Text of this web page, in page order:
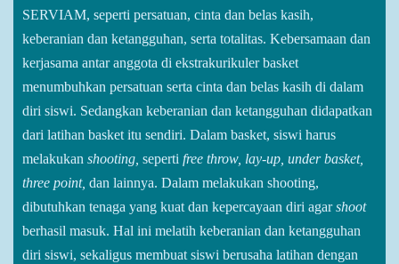
SERVIAM, seperti persatuan, cinta dan belas kasih,
keberanian dan ketangguhan, serta totalitas. Kebersamaan dan
kerjasama antar anggota di ekstrakurikuler basket
menumbuhkan persatuan serta cinta dan belas kasih di dalam
diri siswi. Sedangkan keberanian dan ketangguhan didapatkan
dari latihan basket itu sendiri. Dalam basket, siswi harus
melakukan shooting, seperti free throw, lay-up, under basket,
three point, dan lainnya. Dalam melakukan shooting,
dibutuhkan tenaga yang kuat dan kepercayaan diri agarshoot
berhasil masuk. Hal ini melatih keberanian dan ketangguhan
diri siswi, sekaligus membuat siswi berusaha latihan dengan